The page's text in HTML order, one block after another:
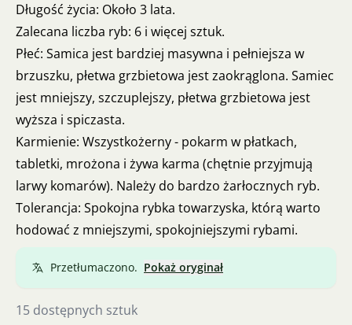
Długość życia: Około 3 lata.
Zalecana liczba ryb: 6 i więcej sztuk.
Płeć: Samica jest bardziej masywna i pełniejsza w
brzuszku, płetwa grzbietowa jest zaokrąglona. Samiec
jest mniejszy, szczuplejszy, płetwa grzbietowa jest
wyższa i spiczasta.
Karmienie: Wszystkożerny - pokarm w płatkach,
tabletki, mrożona i żywa karma (chętnie przyjmują
larwy komarów). Należy do bardzo żarłocznych ryb.
Tolerancja: Spokojna rybka towarzyska, którą warto
hodować z mniejszymi, spokojniejszymi rybami.
Przetłumaczono. Pokaż oryginał
15 dostępnych sztuk